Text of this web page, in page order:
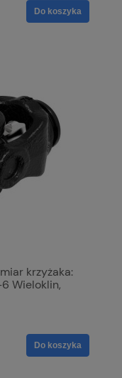
Do koszyka
krzyżaka:
6 Wieloklin,
Do koszyka